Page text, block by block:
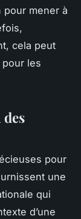
mener à
cela peut
les
pour
une
qui
d’une